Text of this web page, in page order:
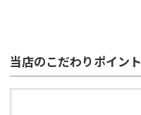
当店のこだわりポイント